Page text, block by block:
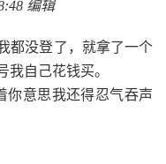
编辑
都没登了，就拿了一个
我自己花钱买。
你意思我还得忍气吞声